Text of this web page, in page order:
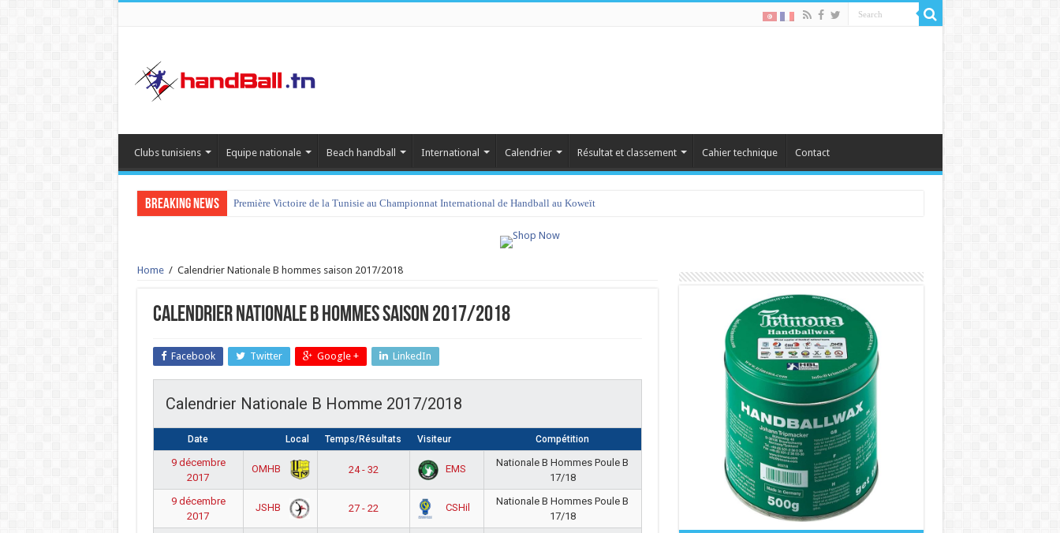
Clubs tunisiens Equipe nationale Beach handball International Calendrier Résultat et classement Cahier technique Contact
Breaking News Première Victoire de la Tunisie au Championnat International de Handball au Koweït
Home / Calendrier Nationale B hommes saison 2017/2018
Calendrier Nationale B hommes saison 2017/2018
Facebook Twitter Google + LinkedIn
Calendrier Nationale B Homme 2017/2018
Date Local Temps/Résultats Visiteur Compétition
9 décembre
2017
OMHB 24 - 32 EMS
Nationale B Hommes Poule B
17/18
9 décembre
2017
JSHB 27 - 22 CSHil
Nationale B Hommes Poule B
17/18